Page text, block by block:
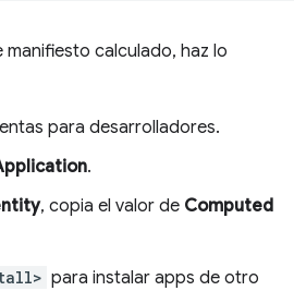
manifiesto calculado, haz lo
para desarrolladores.
.
, copia el valor de Computed
para instalar apps de otro